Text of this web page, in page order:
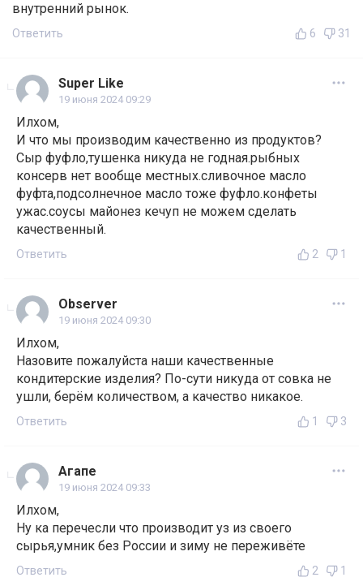
внутренний рынок.
Ответить 6 31
Super Like
19 июня 2024 09:29
Илхом,
И что мы производим качественно из продуктов?
Сыр фуфло,тушенка никуда не годная.рыбных
консерв нет вообще местных.сливочное масло
фуфта,подсолнечное масло тоже фуфло.конфеты
ужас.соусы майонез кечуп не можем сделать
качественный.
Ответить 2 1
Observer
19 июня 2024 09:30
Илхом,
Назовите пожалуйста наши качественные
кондитерские изделия? По-сути никуда от совка не
ушли, берём количеством, а качество никакое.
Ответить 1 3
Агапе
19 июня 2024 09:33
Илхом,
Ну ка перечесли что производит уз из своего
сырья,умник без России и зиму не переживёте
Ответить 2 1